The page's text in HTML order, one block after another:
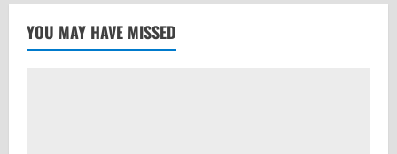
YOU MAY HAVE MISSED